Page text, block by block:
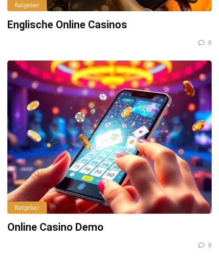
Ratgeber
Englische Online Casinos
0
Ratgeber
Online Casino Demo
0